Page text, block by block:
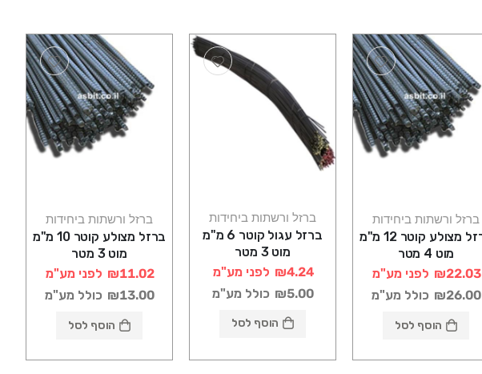
ברזל ורשתות ביחידות
ברזל מצולע קוטר 12 מ"מ
מוט 4 מטר
₪22.03 לפני מע"מ
₪26.00 כולל מע"מ
הוסף לסל
ברזל ורשתות ביחידות
ברזל עגול קוטר 6 מ"מ
מוט 3 מטר
₪4.24 לפני מע"מ
₪5.00 כולל מע"מ
הוסף לסל
ברזל ורשתות ביחידות
ברזל מצולע קוטר 10 מ"מ
מוט 3 מטר
₪11.02 לפני מע"מ
₪13.00 כולל מע"מ
הוסף לסל